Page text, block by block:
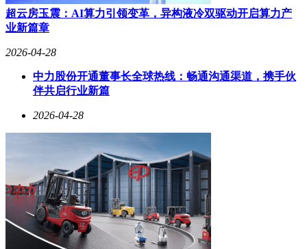
超云房玉震：AI算力引领变革，异构液冷双驱动开启算力产
业新篇章
2026-04-28
中力股份开通董事长全球热线：畅通沟通渠道，携手伙
伴共启行业新篇
2026-04-28